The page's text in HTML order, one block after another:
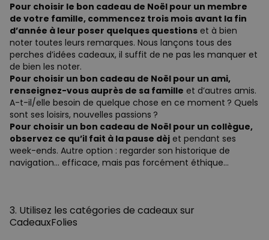
Pour choisir le bon cadeau de Noël pour un membre
de votre famille, commencez trois mois avant la fin
d’année à leur poser quelques questions et à bien
noter toutes leurs remarques. Nous lançons tous des
perches d’idées cadeaux, il suffit de ne pas les manquer et
de bien les noter.
Pour choisir un bon cadeau de Noël pour un ami,
renseignez-vous auprès de sa famille et d’autres amis.
A-t-il/elle besoin de quelque chose en ce moment ? Quels
sont ses loisirs, nouvelles passions ?
Pour choisir un bon cadeau de Noël pour un collègue,
observez ce qu’il fait à la pause dèj et pendant ses
week-ends. Autre option : regarder son historique de
navigation… efficace, mais pas forcément éthique…
3. Utilisez les catégories de cadeaux sur
CadeauxFolies